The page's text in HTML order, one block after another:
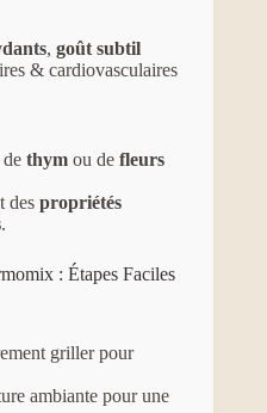
, goût subtil
& cardiovasculaires
de thym ou de fleurs
des propriétés
.
: Étapes Faciles
griller pour
ambiante pour une